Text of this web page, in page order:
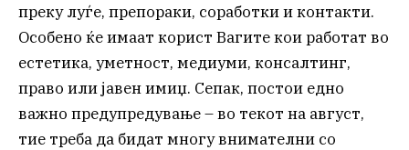
преку луѓе, препораки, соработки и контакти.
Особено ќе имаат корист Вагите кои работат во
естетика, уметност, медиуми, консалтинг,
право или јавен имиџ. Сепак, постои едно
важно предупредување – во текот на август,
тие треба да бидат многу внимателни со